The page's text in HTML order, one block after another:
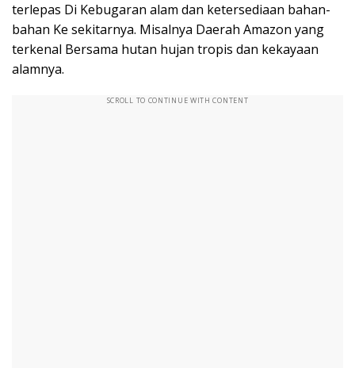
terlepas Di Kebugaran alam dan ketersediaan bahan-
bahan Ke sekitarnya. Misalnya Daerah Amazon yang
terkenal Bersama hutan hujan tropis dan kekayaan
alamnya.
SCROLL TO CONTINUE WITH CONTENT